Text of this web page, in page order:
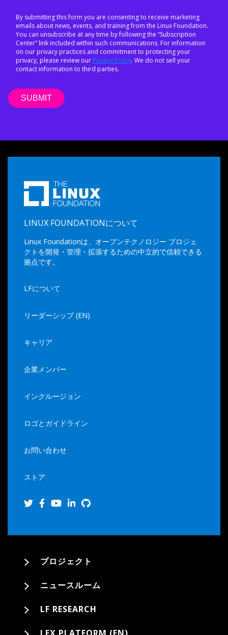
By submitting this form you are consenting to receive marketing
emails about news, events, and training from the Linux Foundation.
You can unsubscribe at any time by following the “Subscription
Center” link included within such communications. For information
on our privacy practices and commitment to protecting your
privacy, please review our Privacy Policy. We do not sell your
contact information to third parties.
LINUX FOUNDATIONについて
Linux Foundationは、オープンテクノロジー プロジェ
クトを開発・管理・拡張するための中立的で信頼できる
拠点です。
LFについて
リーダーシップ (EN)
キャリア
企業メンバー
インクルージョン
ロゴとガイドライン
お問い合わせ
ストア
プロジェクト
ニュースルーム
LF RESEARCH